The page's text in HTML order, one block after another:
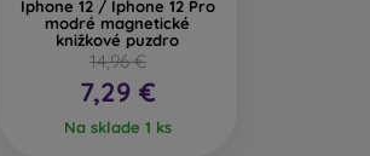
Iphone 12 / Iphone 12 Pro
modré magnetické
knižkové puzdro
14,96 €
7,29 €
Na sklade 1 ks